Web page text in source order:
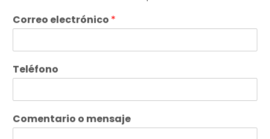
Correo electrónico *
Teléfono
Comentario o mensaje